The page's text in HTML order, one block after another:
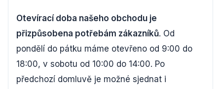
Otevírací doba našeho obchodu je
přizpůsobena potřebám zákazníků. Od
pondělí do pátku máme otevřeno od 9:00 do
18:00, v sobotu od 10:00 do 14:00. Po
předchozí domluvě je možné sjednat i